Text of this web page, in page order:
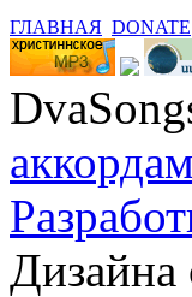
ГЛАВНАЯ DONATE
Дизайна